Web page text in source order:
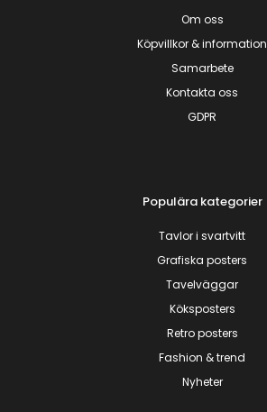
Om oss
Köpvillkor & information
Samarbete
Kontakta oss
GDPR
Populära kategorier
Tavlor i svartvitt
Grafiska posters
Tavelväggar
Köksposters
Retro posters
Fashion & trend
Nyheter